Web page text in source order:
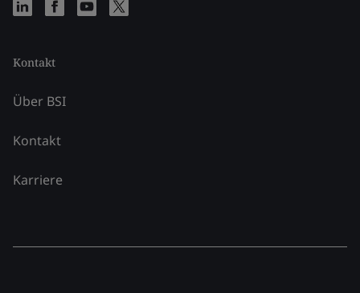
Kontakt
Über BSI
Kontakt
Karriere